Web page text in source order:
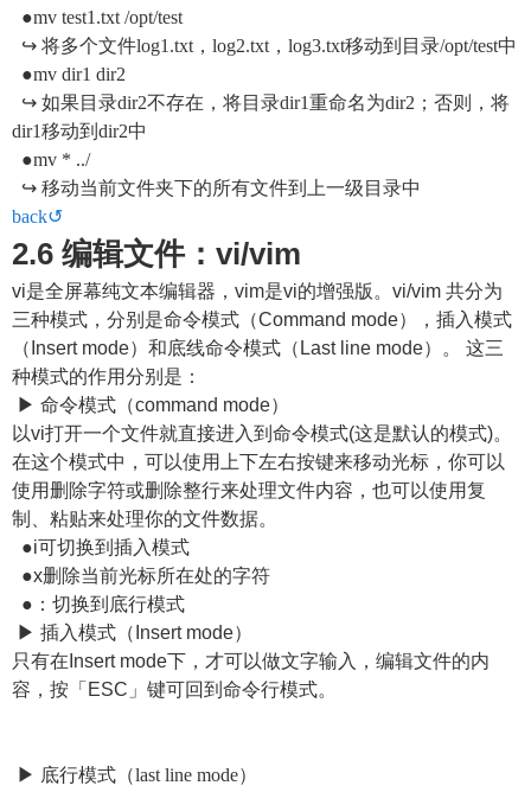
●mv test1.txt /opt/test
↪ 将多个文件log1.txt，log2.txt，log3.txt移动到目录/opt/test中
●mv dir1 dir2
↪ 如果目录dir2不存在，将目录dir1重命名为dir2；否则，将
dir1移动到dir2中
●mv * ../
↪ 移动当前文件夹下的所有文件到上一级目录中
back↺
2.6 编辑文件：vi/vim
vi是全屏幕纯文本编辑器，vim是vi的增强版。vi/vim 共分为
三种模式，分别是命令模式（Command mode），插入模式
（Insert mode）和底线命令模式（Last line mode）。 这三
种模式的作用分别是：
▶ 命令模式（command mode）
以vi打开一个文件就直接进入到命令模式(这是默认的模式)。
在这个模式中，可以使用上下左右按键来移动光标，你可以
使用删除字符或删除整行来处理文件内容，也可以使用复
制、粘贴来处理你的文件数据。
●i可切换到插入模式
●x删除当前光标所在处的字符
●：切换到底行模式
▶ 插入模式（Insert mode）
只有在Insert mode下，才可以做文字输入，编辑文件的内
容，按「ESC」键可回到命令行模式。
▶ 底行模式（last line mode）